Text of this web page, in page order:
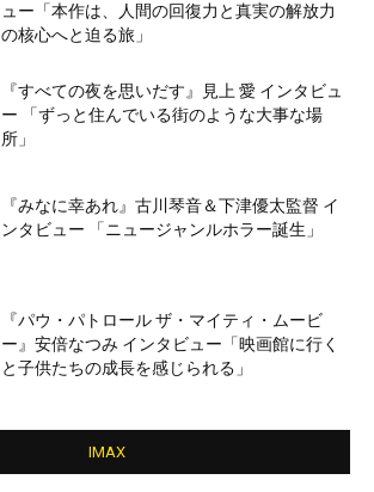
ュー「本作は、人間の回復力と真実の解放力
の核心へと迫る旅」
『すべての夜を思いだす』見上 愛 インタビュ
ー 「ずっと住んでいる街のような大事な場
所」
『みなに幸あれ』古川琴音＆下津優太監督 イ
ンタビュー 「ニュージャンルホラー誕生」
『パウ・パトロール ザ・マイティ・ムービ
ー』安倍なつみ インタビュー「映画館に行く
と子供たちの成長を感じられる」
IMAX